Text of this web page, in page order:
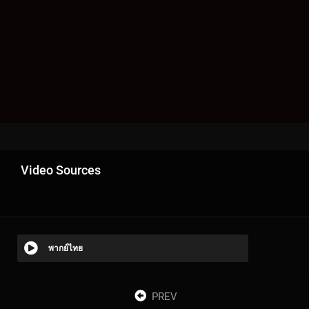
Video Sources
พากย์ไทย
PREV